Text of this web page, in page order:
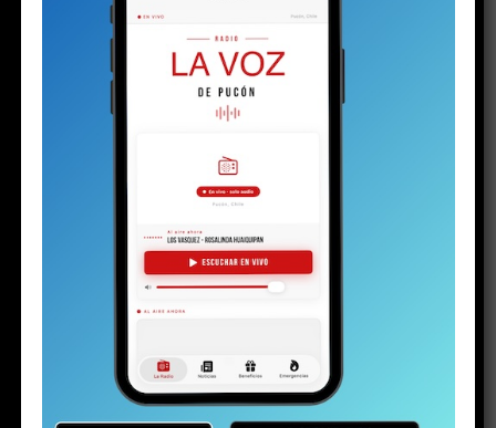
comunal
MÁS NOTICIAS
8 años atrás
Pucón tiene la primera mujer cinturón negro de
8 años atrás
El tradicional Deportivo Pucón celebra 89 años
de historia, fútbol, triunfos y goles
OPINIÓN 8 años atrás
No hay excusas para descontaminar el lago
ACTUALIDAD 8 años atrás
Concejal Cortez pide seriedad al gobierno y
responsabilidad a movimiento
#CaminosComoElHoyo